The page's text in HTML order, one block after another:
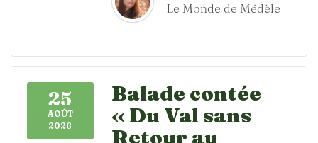
Le Monde de Médèle
25
AOÛT
2026
Balade contée
« Du Val sans
Retour au